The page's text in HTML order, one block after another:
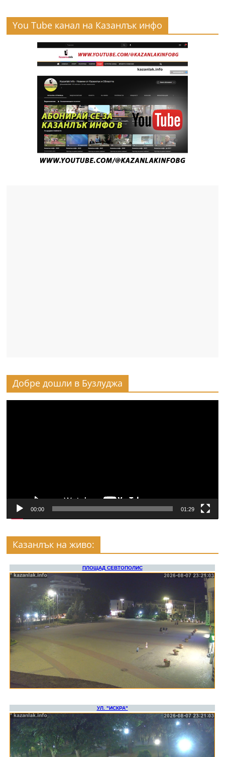
You Tube канал на Казанлък инфо
Добре дошли в Бузлуджа
00:00 01:29
Казанлък на живо: